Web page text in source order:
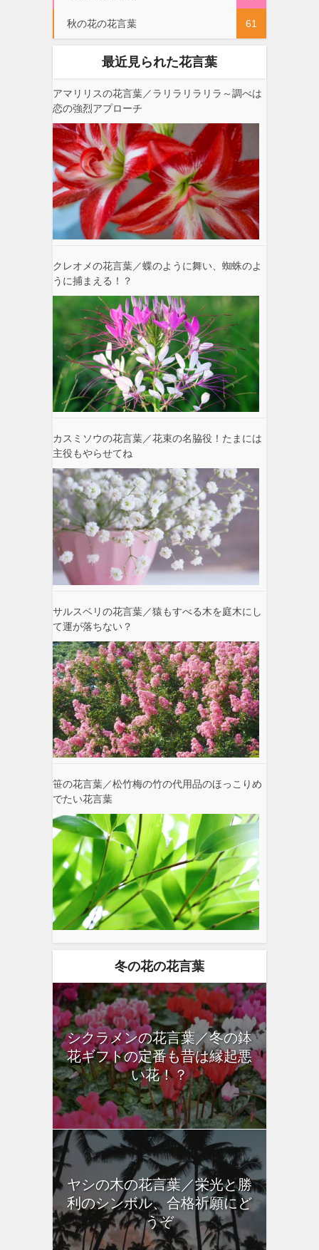
秋の花の花言葉 61
最近見られた花言葉
アマリリスの花言葉／ラリラリラリラ～調べは
恋の強烈アプローチ
クレオメの花言葉／蝶のように舞い、蜘蛛のよ
うに捕まえる！？
カスミソウの花言葉／花束の名脇役！たまには
主役もやらせてね
サルスベリの花言葉／猿もすべる木を庭木にし
て運が落ちない？
笹の花言葉／松竹梅の竹の代用品のほっこりめ
でたい花言葉
冬の花の花言葉
シクラメンの花言葉／冬の鉢
花ギフトの定番も昔は縁起悪
い花！？
ヤシの木の花言葉／栄光と勝
利のシンボル、合格祈願にど
うぞ